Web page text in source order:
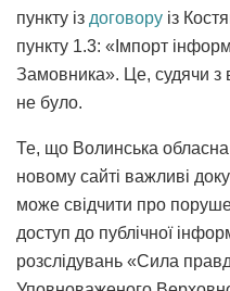
пункту із договору із
пункту 1.3: «Імпорт
Замовника». Це, судячи з
не було.
Те, що Волинська обласна
новому сайті важливі
може свідчити про
доступ до публічної
розслідувань «Сила